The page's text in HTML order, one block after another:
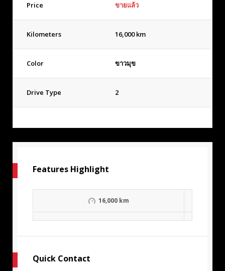
Price ขายแล้ว
Kilometers 16,000 km
Color ขาวมุข
Drive Type 2
Features Highlight
16,000 km
Quick Contact